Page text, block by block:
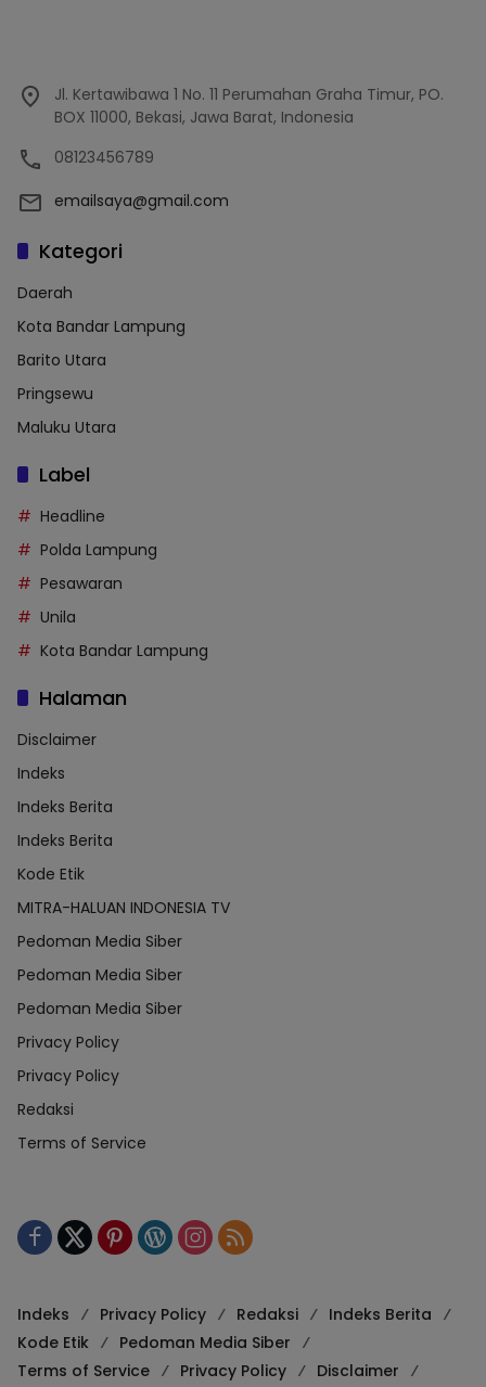
Jl. Kertawibawa 1 No. 11 Perumahan Graha Timur, PO.
BOX 11000, Bekasi, Jawa Barat, Indonesia
08123456789
emailsaya@gmail.com
Kategori
Daerah
Kota Bandar Lampung
Barito Utara
Pringsewu
Maluku Utara
Label
Headline
Polda Lampung
Pesawaran
Unila
Kota Bandar Lampung
Halaman
Disclaimer
Indeks
Indeks Berita
Indeks Berita
Kode Etik
MITRA-HALUAN INDONESIA TV
Pedoman Media Siber
Pedoman Media Siber
Pedoman Media Siber
Privacy Policy
Privacy Policy
Redaksi
Terms of Service
Indeks Privacy Policy Redaksi
Indeks Berita
Kode Etik
Pedoman Media Siber
Terms of Service
Privacy Policy Disclaimer